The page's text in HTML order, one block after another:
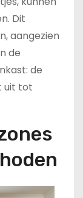
Dit
aangezien
de
de
uit tot